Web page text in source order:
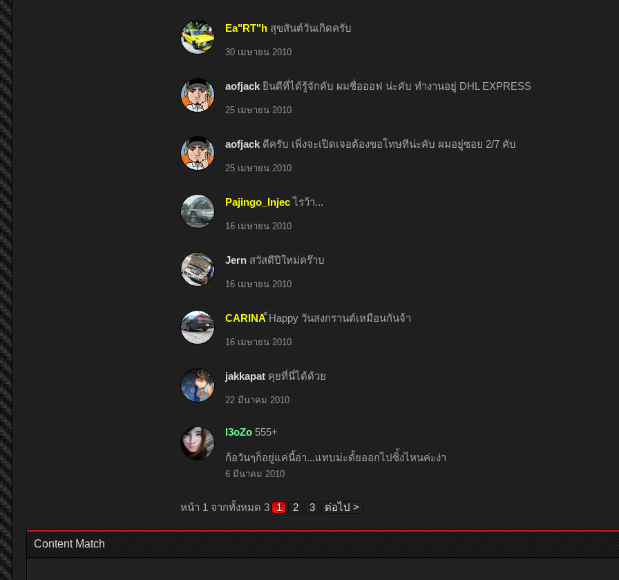
Ea"RT"h สุขสันต์วันเกิดครับ
30 เมษายน 2010
aofjack ยินดีที่ได้รู้จักคับ ผมชื่อออฟ น่ะคับ ทำงานอยู่ DHL EXPRESS
25 เมษายน 2010
aofjack ดีครับ เพิ่งจะเปิดเจอต้องขอโทษทีน่ะคับ ผมอยู่ซอย 2/7 คับ
25 เมษายน 2010
Pajingo_Injec ไรว้า...
16 เมษายน 2010
Jern สวัสดีปีใหม่คร๊าบ
16 เมษายน 2010
CARINA ็Happy วันสงกรานต์เหมือนกันจ้า
16 เมษายน 2010
jakkapat คุยที่นี่ได้ด้วย
22 มีนาคม 2010
l3oZo 555+
ก้อวันๆก็อยู่แค่นี้อ่า...แทบม่ะดั้ยออกไปซิ่้งไหนค่ะง่า
6 มีนาคม 2010
หน้า 1 จากทั้งหมด 3 1 2 3 ต่อไป >
Content Match